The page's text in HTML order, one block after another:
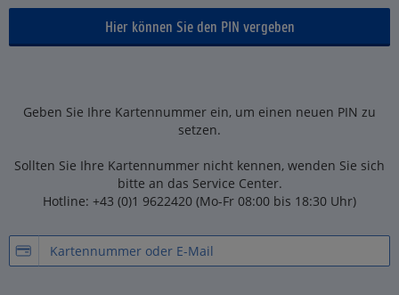
Hier können Sie den PIN vergeben
Geben Sie Ihre Kartennummer ein, um einen neuen PIN zu
setzen.
Sollten Sie Ihre Kartennummer nicht kennen, wenden Sie sich
bitte an das Service Center.
Hotline: +43 (0)1 9622420 (Mo-Fr 08:00 bis 18:30 Uhr)